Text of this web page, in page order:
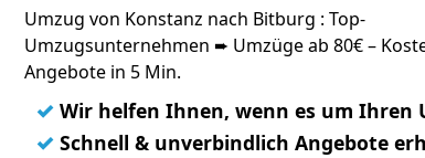
Umzug von Konstanz nach Bitburg : Top-
Umzugsunternehmen ➨ Umzüge ab 80€ –
Angebote in 5 Min.
✓ Wir helfen Ihnen, wenn es um Ihren
✓ Schnell & unverbindlich Angebote